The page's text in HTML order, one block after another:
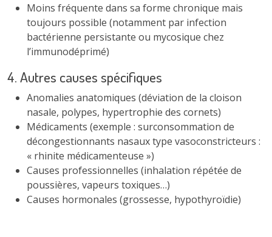
Moins fréquente dans sa forme chronique mais
toujours possible (notamment par infection
bactérienne persistante ou mycosique chez
l’immunodéprimé)
4. Autres causes spécifiques
Anomalies anatomiques (déviation de la cloison
nasale, polypes, hypertrophie des cornets)
Médicaments (exemple : surconsommation de
décongestionnants nasaux type vasoconstricteurs :
« rhinite médicamenteuse »)
Causes professionnelles (inhalation répétée de
poussières, vapeurs toxiques…)
Causes hormonales (grossesse, hypothyroïdie)